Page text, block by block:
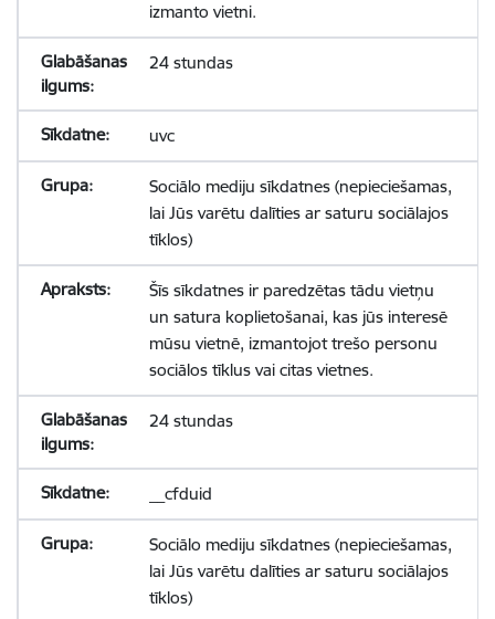
izmanto vietni.
24 stundas
uvc
Sociālo mediju sīkdatnes (nepieciešamas,
lai Jūs varētu dalīties ar saturu sociālajos
tīklos)
Šīs sīkdatnes ir paredzētas tādu vietņu
un satura koplietošanai, kas jūs interesē
mūsu vietnē, izmantojot trešo personu
sociālos tīklus vai citas vietnes.
24 stundas
__cfduid
Sociālo mediju sīkdatnes (nepieciešamas,
lai Jūs varētu dalīties ar saturu sociālajos
tīklos)